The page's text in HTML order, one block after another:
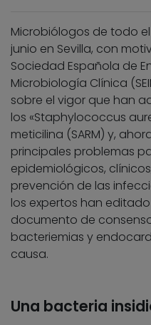
Microbiólogos de todo
junio en Sevilla, con
Sociedad Española de
Microbiología Clínica
sobre el vigor que han
los «Staphylococcus
meticilina (SARM) y,
principales problemas
epidemiológicos,
prevención de las
los expertos han
documento de
bacteriemias y
causa.
Una bacteria